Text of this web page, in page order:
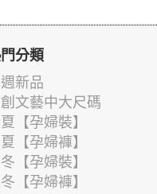
分類
新品
文藝中大尺碼
【孕婦裝】
【孕婦褲】
【孕婦裝】
【孕婦褲】